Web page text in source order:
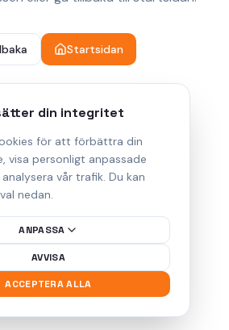
din integritet
för att förbättra din
visa personligt anpassade
vår trafik. Du kan
nedan.
ANPASSA
AVVISA
ACCEPTERA ALLA
Startsidan